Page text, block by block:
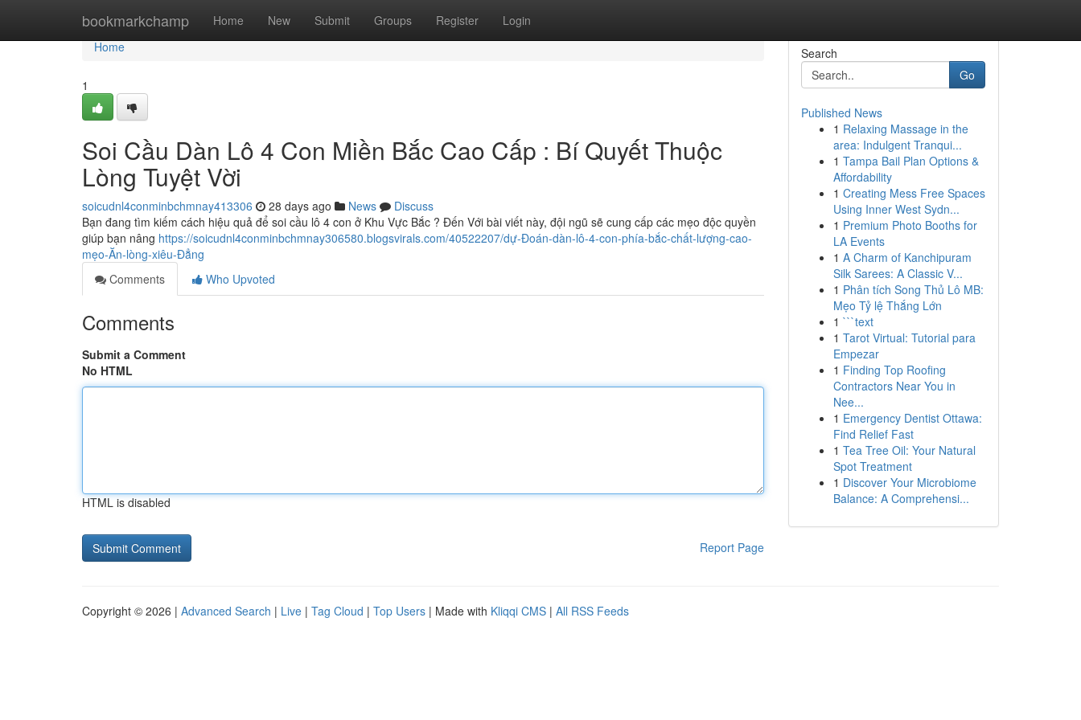
bookmarkchamp Home New Submit Groups Register Login
Home
Home
1
Soi Cầu Dàn Lô 4 Con Miền Bắc Cao Cấp : Bí Quyết Thuộc
Lòng Tuyệt Vời
soicudnl4conminbchmnay413306 28 days ago News
Discuss
Bạn đang tìm kiếm cách hiệu quả để soi cầu lô 4 con ở Khu Vực Bắc ? Đến Với bài viết này, đội ngũ sẽ cung cấp các mẹo độc quyền
giúp bạn nâng https://soicudnl4conminbchmnay306580.blogsvirals.com/40522207/dự-Đoán-dàn-lô-4-con-phía-bắc-chất-lượng-cao-
mẹo-Ăn-lòng-xiêu-Đẳng
Comments
Who Upvoted
Comments
Submit a Comment
No HTML
HTML is disabled
Report Page
Search
Go
Published News
1 Relaxing Massage in the
area: Indulgent Tranqui...
1 Tampa Bail Plan Options &
Affordability
1 Creating Mess Free Spaces
Using Inner West Sydn...
1 Premium Photo Booths for
LA Events
1 A Charm of Kanchipuram
Silk Sarees: A Classic V...
1 Phân tích Song Thủ Lô MB:
Mẹo Tỷ lệ Thắng Lớn
1 ```text
1 Tarot Virtual: Tutorial para
Empezar
1 Finding Top Roofing
Contractors Near You in
Nee...
1 Emergency Dentist Ottawa:
Find Relief Fast
1 Tea Tree Oil: Your Natural
Spot Treatment
1 Discover Your Microbiome
Balance: A Comprehensi...
Copyright © 2026 | Advanced Search | Live | Tag Cloud | Top Users | Made with Kliqqi CMS | All RSS Feeds